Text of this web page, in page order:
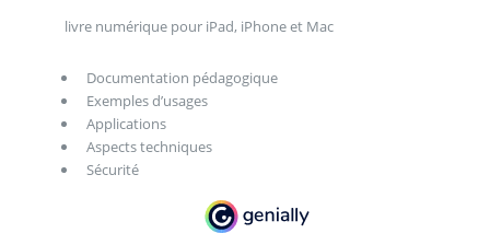
livre numérique pour iPad, iPhone et Mac
Documentation pédagogique
Exemples d’usages
Applications
Aspects techniques
Sécurité